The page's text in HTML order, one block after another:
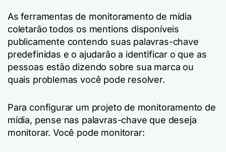
As ferramentas de monitoramento de mídia
coletarão todos os mentions disponíveis
publicamente contendo suas palavras-chave
predefinidas e o ajudarão a identificar o que as
pessoas estão dizendo sobre sua marca ou
quais problemas você pode resolver.
Para configurar um projeto de monitoramento de
mídia, pense nas palavras-chave que deseja
monitorar. Você pode monitorar: